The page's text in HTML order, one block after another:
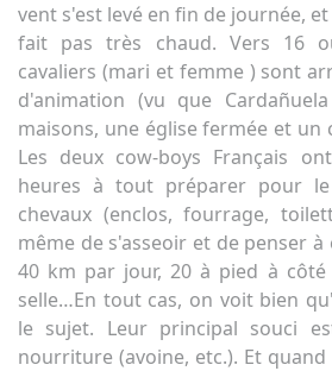
vent s'est levé en fin de journée,
fait pas très chaud. Vers 16
cavaliers (mari et femme ) sont
d'animation (vu que
maisons, une église fermée et un
Les deux cow-boys Français
heures à tout préparer pour
chevaux (enclos, fourrage,
même de s'asseoir et de penser
40 km par jour, 20 à pied à
selle…En tout cas, on voit bien
le sujet. Leur principal souci
nourriture (avoine, etc.). Et